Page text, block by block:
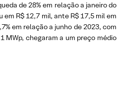
de 28% em relação a janeiro do
R$ 12,7 mil, ante R$ 17,5 mil em
em relação a junho de 2023, com
MWp, chegaram a um preço médio